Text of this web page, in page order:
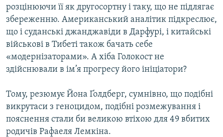
розцінюючи її як другосортну і таку, що не підлягає
збереженню. Американський аналітик підкреслює,
що і суданські джанджавіди в Дарфурі, і китайські
військові в Тибеті також бачать себе
«модернізаторами». А хіба Голокост не
здійснювали в ім’я прогресу його ініціатори?
Тому, резюмує Йона Ґолдберг, сумнівно, що подібні
викрутаси з геноцидом, подібні розмежування і
пояснення стали би великою втіхою для 49 вбитих
родичів Рафаеля Лемкіна.